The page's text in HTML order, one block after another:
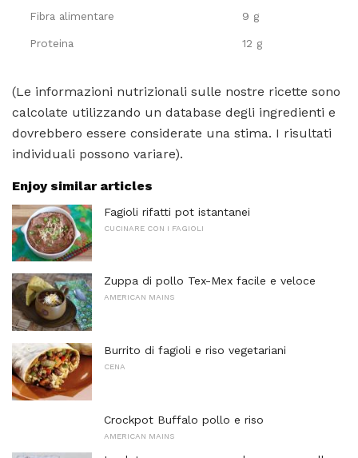
Fibra alimentare 9 g
Proteina 12 g
(Le informazioni nutrizionali sulle nostre ricette sono
calcolate utilizzando un database degli ingredienti e
dovrebbero essere considerate una stima. I risultati
individuali possono variare).
Enjoy similar articles
Fagioli rifatti pot istantanei
CUCINARE CON I FAGIOLI
Zuppa di pollo Tex-Mex facile e veloce
AMERICAN MAINS
Burrito di fagioli e riso vegetariani
CENA
Crockpot Buffalo pollo e riso
AMERICAN MAINS